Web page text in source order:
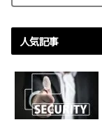
人気記事